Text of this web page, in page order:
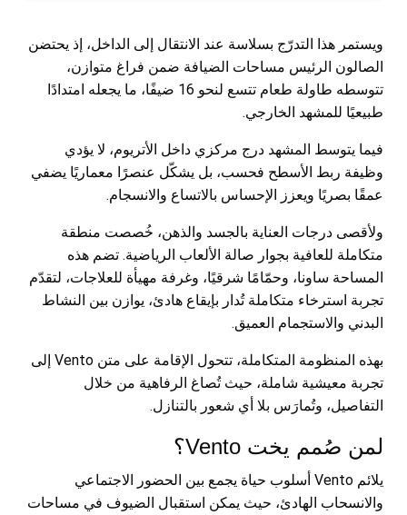
ويستمر هذا التدرّج بسلاسة عند الانتقال إلى الداخل، إذ يحتضن
الصالون الرئيس مساحات الضيافة ضمن فراغ متوازن،
تتوسطه طاولة طعام تتسع لنحو 16 ضيفًا، ما يجعله امتدادًا
طبيعيًا للمشهد الخارجي.
فيما يتوسط المشهد درج مركزي داخل الأتريوم، لا يؤدي
وظيفة ربط الأسطح فحسب، بل يشكّل عنصرًا معماريًا يضفي
عمقًا بصريًا ويعزز الإحساس بالاتساع والانسجام.
ولأقصى درجات العناية بالجسد والذهن، خُصصت منطقة
متكاملة للعافية بجوار صالة الألعاب الرياضية. تضم هذه
المساحة ساونا، وحمّامًا شرقيًا، وغرفة مهيأة للعلاجات، لتقدّم
تجربة استرخاء متكاملة تُدار بإيقاع هادئ، يوازن بين النشاط
البدني والاستجمام العميق.
بهذه المنظومة المتكاملة، تتحول الإقامة على متن Vento إلى
تجربة معيشية شاملة، حيث تُصاغ الرفاهية من خلال
التفاصيل، وتُمارَس بلا أي شعور بالتنازل.
لمن صُمم يخت Vento؟
يلائم Vento أسلوب حياة يجمع بين الحضور الاجتماعي
والانسحاب الهادئ، حيث يمكن استقبال الضيوف في مساحات